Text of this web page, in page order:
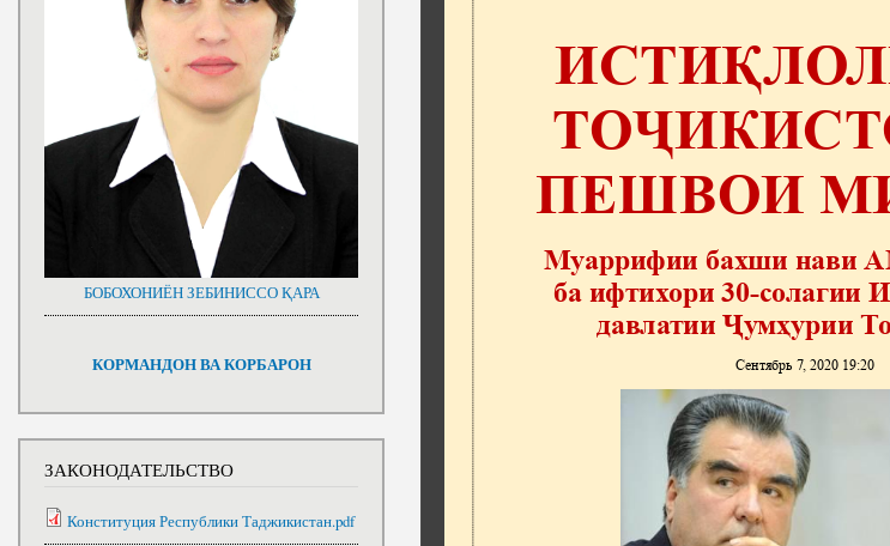
БОБОХОНИЁН ЗЕБИНИССО ҚАРА
КОРМАНДОН ВА КОРБАРОН
ЗАКОНОДАТЕЛЬСТВО
Конституция Республики Таджикистан.pdf